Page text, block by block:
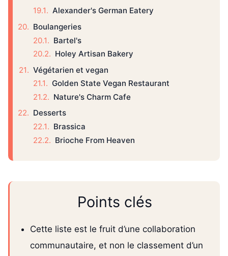
Alexander's German Eatery
Boulangeries
Bartel's
Holey Artisan Bakery
Végétarien et vegan
Golden State Vegan Restaurant
Nature's Charm Cafe
Desserts
Brassica
Brioche From Heaven
Points clés
Cette liste est le fruit d’une collaboration
communautaire, et non le classement d’un